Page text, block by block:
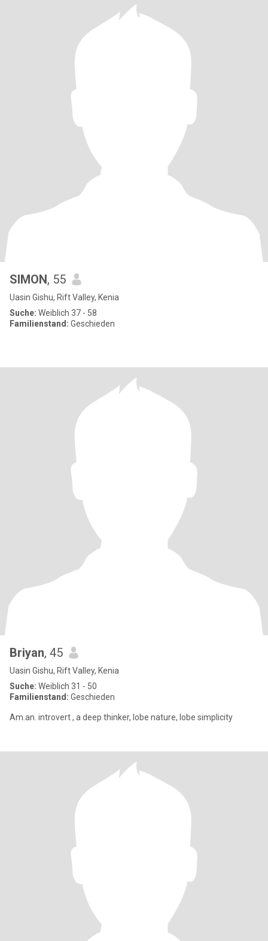
SIMON, 55
Uasin Gishu, Rift Valley, Kenia
Suche: Weiblich 37 - 58
Familienstand: Geschieden
Briyan, 45
Uasin Gishu, Rift Valley, Kenia
Suche: Weiblich 31 - 50
Familienstand: Geschieden
Am.an. introvert , a deep thinker, lobe nature, lobe simplicity